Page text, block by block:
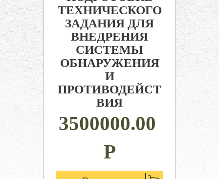
ТЕХНИЧЕСКОГО
ЗАДАНИЯ ДЛЯ
ВНЕДРЕНИЯ
СИСТЕМЫ
ОБНАРУЖЕНИЯ
И
ПРОТИВОДЕЙСТ
ВИЯ
3500000.00
Р